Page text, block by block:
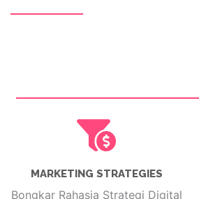
MARKETING STRATEGIES
Bongkar Rahasia Strategi Digital